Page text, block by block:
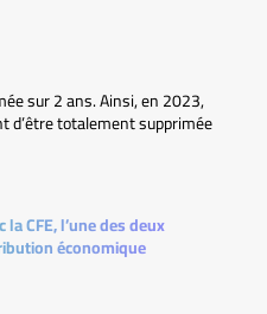
sur 2 ans. Ainsi, en 2023,
d’être totalement supprimée
la CFE, l’une des deux
économique